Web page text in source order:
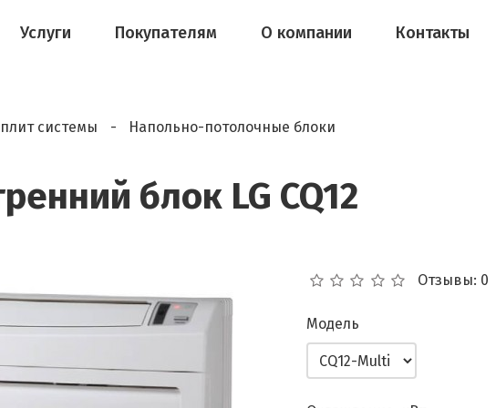
Услуги Покупателям О компании Контакты
системы Напольно-потолочные блоки
блок LG CQ12
Отзывы: 0
Модель